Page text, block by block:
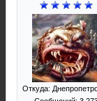
Откуда: